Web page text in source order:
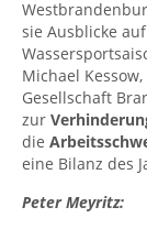
sie Ausblicke
Michael
Gesellschaft
zur
die
eine Bilanz des
Peter Meyritz: